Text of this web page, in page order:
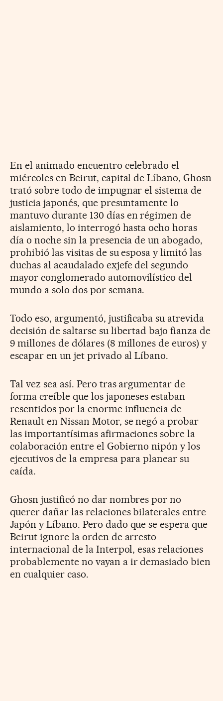
En el animado encuentro celebrado el
miércoles en Beirut, capital de Líbano, Ghosn
trató sobre todo de impugnar el sistema de
justicia japonés, que presuntamente lo
mantuvo durante 130 días en régimen de
aislamiento, lo interrogó hasta ocho horas
día o noche sin la presencia de un abogado,
prohibió las visitas de su esposa y limitó las
duchas al acaudalado exjefe del segundo
mayor conglomerado automovilístico del
mundo a solo dos por semana.
Todo eso, argumentó, justificaba su atrevida
decisión de saltarse su libertad bajo fianza de
9 millones de dólares (8 millones de euros) y
escapar en un jet privado al Líbano.
Tal vez sea así. Pero tras argumentar de
forma creíble que los japoneses estaban
resentidos por la enorme influencia de
Renault en Nissan Motor, se negó a probar
las importantísimas afirmaciones sobre la
colaboración entre el Gobierno nipón y los
ejecutivos de la empresa para planear su
caída.
Ghosn justificó no dar nombres por no
querer dañar las relaciones bilaterales entre
Japón y Líbano. Pero dado que se espera que
Beirut ignore la orden de arresto
internacional de la Interpol, esas relaciones
probablemente no vayan a ir demasiado bien
en cualquier caso.